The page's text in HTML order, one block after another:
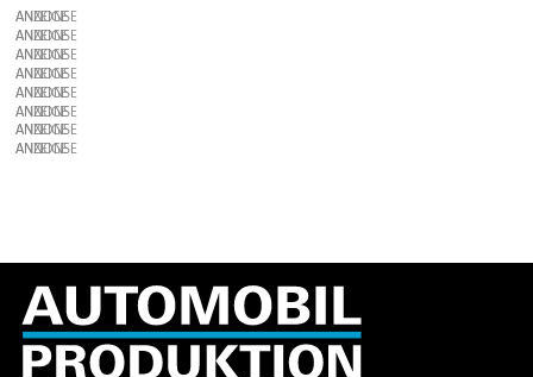
ANZEIGE
ANZEIGE
ANZEIGE
ANZEIGE
ANZEIGE
ANZEIGE
ANZEIGE
ANZEIGE